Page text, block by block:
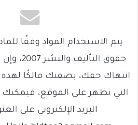
حقوق
انتهاك حقك، بصفتك مالكًا لهذه
التي تظهر على الموقع، فيمكنك
البريد الإلكتروني على